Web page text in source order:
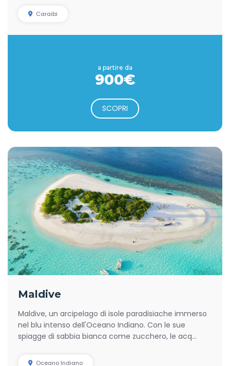
Caraibi
a partire da
900€
SCOPRI
Maldive
Maldive, un arcipelago di isole paradisiache immerso
nel blu intenso dell'Oceano Indiano. Con le sue
spiagge di sabbia bianca come zucchero, le acq...
Oceano Indiano